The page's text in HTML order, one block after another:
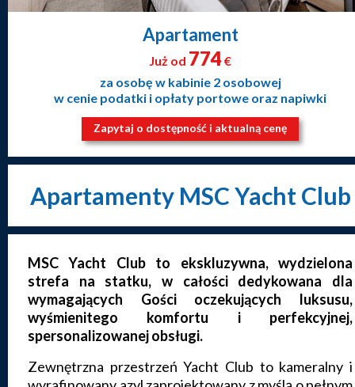
Apartament
Już od 774 €
za osobę w kabinie 2 osobowej
w cenie podatki i opłaty portowe oraz napiwki
Zapytaj o dostępność i aktualną cenę
Apartamenty MSC Yacht Club
MSC Yacht Club to ekskluzywna, wydzielona
strefa na statku, w całości dedykowana dla
wymagających Gości oczekujących luksusu,
wyśmienitego komfortu i perfekcyjnej,
spersonalizowanej obsługi.
Zewnętrzna przestrzeń Yacht Club to kameralny i